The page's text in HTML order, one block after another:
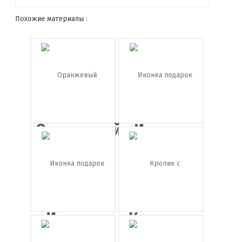
Похожие материалы :
Оранжевый
бантик
Иконка
подарок
Иконка
подарок
Кролик с
подарком